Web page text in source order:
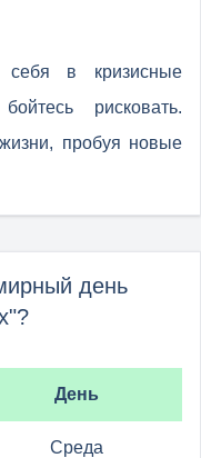
себя в кризисные
рисковать.
пробуя новые
день
День
Среда